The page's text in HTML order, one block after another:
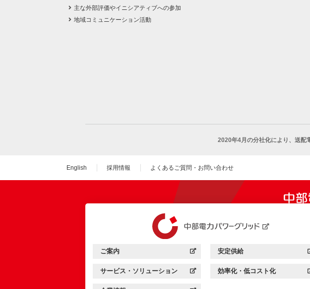
主な外部評価やイニシアティブへの参加
地域コミュニケーション活動
2020年4月の分社化により、 送配
English 採用情報 よくあるご質問・お問い合わせ
中部電力パワーグリッド：
ご案内
（新しいウィンドウを開きます） 中部電力パワーグリッド：
安定供給
（新しいウィンドウを開きます
中部電力パワーグリッド：
サービス・ソリューション
（新しいウィンドウを開きます） 中部電力パワーグリッド：
効率化・低コスト化
（新しいウィンドウを開きます